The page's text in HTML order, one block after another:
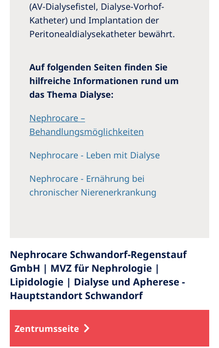
(AV-Dialysefistel, Dialyse-Vorhof-
Katheter) und Implantation der
Peritonealdialysekatheter bewährt.
Auf folgenden Seiten finden Sie
hilfreiche Informationen rund um
das Thema Dialyse:
Nephrocare –
Behandlungsmöglichkeiten
Nephrocare - Leben mit Dialyse
Nephrocare - Ernährung bei
chronischer Nierenerkrankung
Nephrocare Schwandorf-Regenstauf
GmbH | MVZ für Nephrologie |
Lipidologie | Dialyse und Apherese -
Hauptstandort Schwandorf
Zentrumsseite